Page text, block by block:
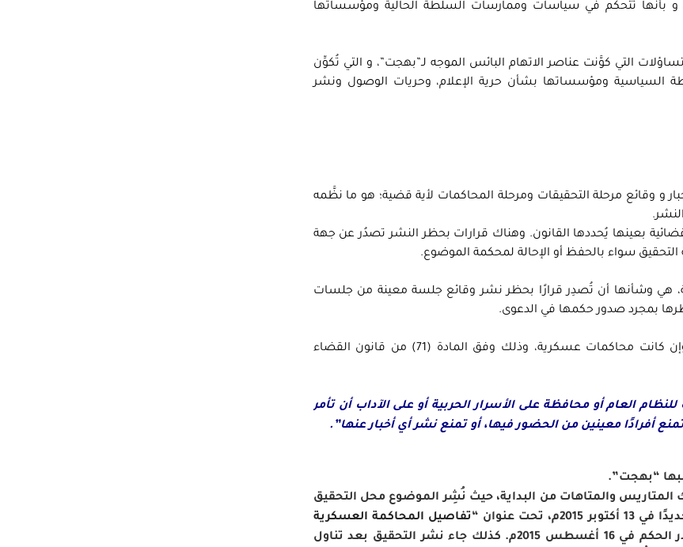
و بأنها تتحكم في سياسات وممارسات السلطة الحالية ومؤسساتها
التي كوَّنت عناصر الاتهام البائس الموجه لـ”بهجت”، و التي تُكوِّن
السياسية ومؤسساتها بشأن حرية الإعلام، وحريات الوصول ونشر
و وقائع مرحلة التحقيقات ومرحلة المحاكمات لأية قضية؛ هو ما نظَّمه
بعينها يُحددها القانون. وهناك قرارات بحظر النشر تصدُر عن جهة
التحقيق سواء بالحفظ أو الإحالة لمحكمة الموضوع.
هي وشأنها أن تُصدِر قرارًا بحظر نشر وقائع جلسة معينة من جلسات
بمجرد صدور حكمها في الدعوى.
فيما عدا ذلك، فإن الأصل في المحاكمات العلنية حتى وإن كانت محاكمات عسكرية، وذلك وفق المادة (71) من قانون القضاء
العام أو محافظة على الأسرار الحربية أو على الآداب أن تأمر
أفرادًا معينين من الحضور فيها، أو تمنع نشر أي أخبار عنها”.
“بهجت”.
والمتاهات من البداية، حيث نُشِر الموضوع محل التحقيق
تحت عنوان “
تفاصيل المحاكمة العسكرية
، بينما صدر الحكم في 16 أغسطس 2015م. كذلك جاء نشر التحقيق بعد تناول